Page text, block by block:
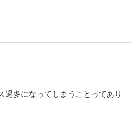
多になってしまうことってあり